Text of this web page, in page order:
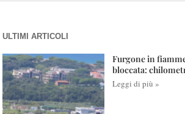
ULTIMI ARTICOLI
Furgone in
bloccata:
Leggi di più »